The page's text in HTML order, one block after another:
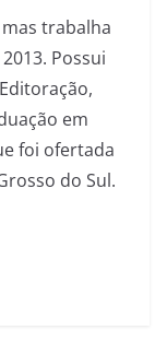
trabalha
Possui
em
foi ofertada
do Sul.